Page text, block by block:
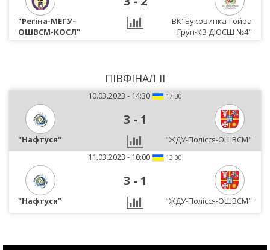
"Регіна-МЕГУ-
ОШВСМ-КОСЛ"
ВК"Буковинка-Гойра
Груп-КЗ ДЮСШ №4"
ПІВФІНАЛ II
10.03.2023 - 14:30 17:30
3 - 1
"Нафтуся"
"ЖДУ-Полісся-ОШВСМ"
11.03.2023 - 10:00
13:00
3 - 1
"Нафтуся" "ЖДУ-Полісся-ОШВСМ"